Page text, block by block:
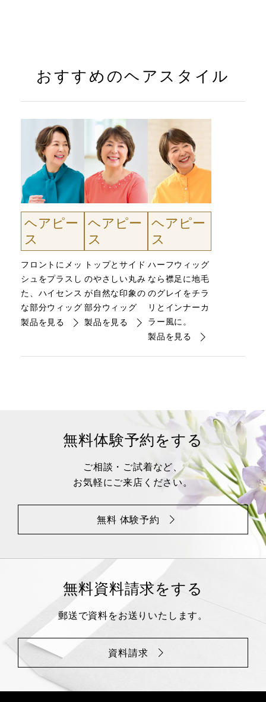
おすすめのヘアスタイル
ヘアピー
ス
フロントにメッ
シュをプラスし
た、ハイセンス
な部分ウィッグ
製品を見る
ヘアピー
ス
トップとサイド
のやさしい丸み
が自然な印象の
部分ウィッグ
製品を見る
ヘアピー
ス
ハーフウィッグ
なら襟足に地毛
のグレイをチラ
リとインナーカ
ラー風に。
製品を見る
無料体験予約をする
ご相談・ご試着など、
お気軽にご来店ください。
無料 体験予約
無料資料請求をする
郵送で資料をお送りいたします。
資料請求